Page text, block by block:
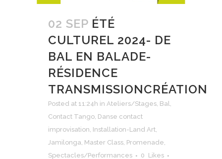
02 SEP ÉTÉ
CULTUREL 2024- DE
BAL EN BALADE-
RÉSIDENCE
TRANSMISSIONCRÉATION
Posted at 11:24h in Ateliers/Stages Bal
Contact Tango Danse contact
improvisation Installation-Land Art
Jamilonga Master Class Promenade
Spectacles/Performances
0 Likes